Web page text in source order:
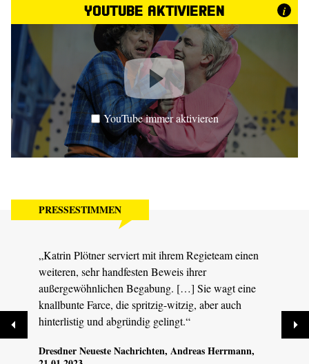
YouTube aktivieren i
YouTube immer aktivieren
PRESSESTIMMEN
„Katrin Plötner serviert mit ihrem Regieteam einen
weiteren, sehr handfesten Beweis ihrer
außergewöhnlichen Begabung. […] Sie wagt eine
knallbunte Farce, die spritzig-witzig, aber auch
hinterlistig und abgründig gelingt.“
Dresdner Neueste Nachrichten, Andreas Herrmann,